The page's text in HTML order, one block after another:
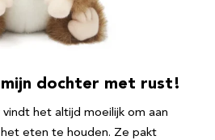
dochter met rust!
het altijd moeilijk om aan
eten te houden. Ze pakt